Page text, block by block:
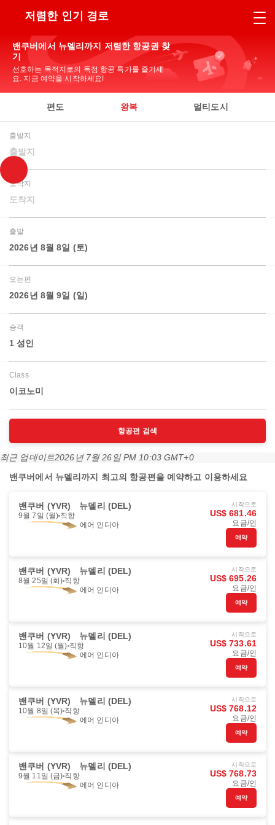
저렴한 인기 경로
밴쿠버에서 뉴델리까지 저렴한 항공권 찾
기
선호하는 목적지로의 독점 항공 특가를 즐기세
요. 지금 예약을 시작하세요!
편도 왕복 멀티도시
출발지
출발지
도착지
도착지
출발
2026년 8월 8일 (토)
오는편
2026년 8월 9일 (일)
승객
1 성인
Class
이코노미
항공편 검색
최근 업데이트2026년 7월 26일 PM 10:03 GMT+0
밴쿠버에서 뉴델리까지 최고의 항공편을 예약하고 이용하세요
밴쿠버 (YVR) 뉴델리 (DEL)
9월 7일 (월) 직항
에어 인디아
시작으로
US$ 681.46
요금/인
예약
밴쿠버 (YVR) 뉴델리 (DEL)
8월 25일 (화) 직항
에어 인디아
시작으로
US$ 695.26
요금/인
예약
밴쿠버 (YVR) 뉴델리 (DEL)
10월 12일 (월) 직항
에어 인디아
시작으로
US$ 733.61
요금/인
예약
밴쿠버 (YVR) 뉴델리 (DEL)
10월 8일 (목) 직항
에어 인디아
시작으로
US$ 768.12
요금/인
예약
밴쿠버 (YVR) 뉴델리 (DEL)
9월 11일 (금) 직항
에어 인디아
시작으로
US$ 768.73
요금/인
예약